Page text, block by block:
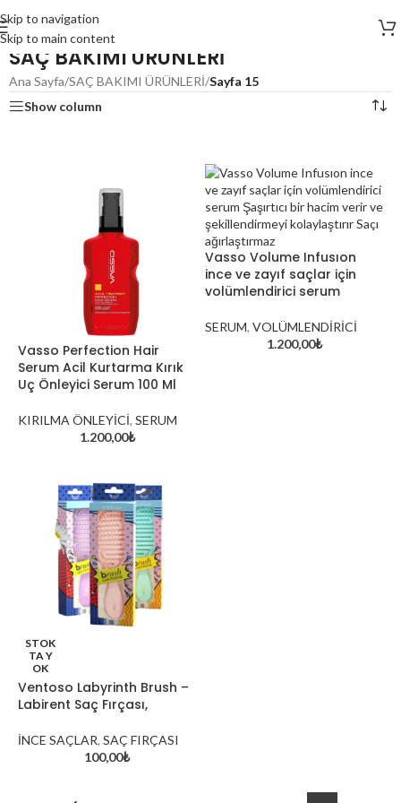
Skip to navigation
Skip to main content
SAÇ BAKIMI ÜRÜNLERİ
Ana Sayfa/SAÇ BAKIMI ÜRÜNLERİ/Sayfa 15
Show column
Vasso Perfection Hair
Serum Acil Kurtarma Kırık
Uç Önleyici Serum 100 Ml
KIRILMA ÖNLEYİCİ, SERUM
1.200,00₺
Vasso Volume Infusıon
ince ve zayıf saçlar için
volümlendirici serum
SERUM, VOLÜMLENDİRİCİ
1.200,00₺
STOK
TA Y
OK
Ventoso Labyrinth Brush –
Labirent Saç Fırçası,
İNCE SAÇLAR, SAÇ FIRÇASI
100,00₺